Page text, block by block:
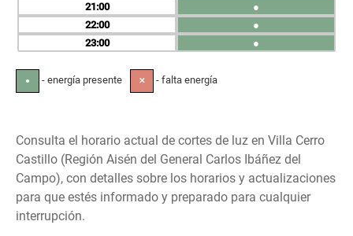
21
22
23
●
●
●
● - energía presente ✕ - falta energía
Consulta el horario actual de cortes de luz en Villa Cerro
Castillo (Región Aisén del General Carlos Ibáñez del
Campo), con detalles sobre los horarios y actualizaciones
para que estés informado y preparado para cualquier
interrupción.